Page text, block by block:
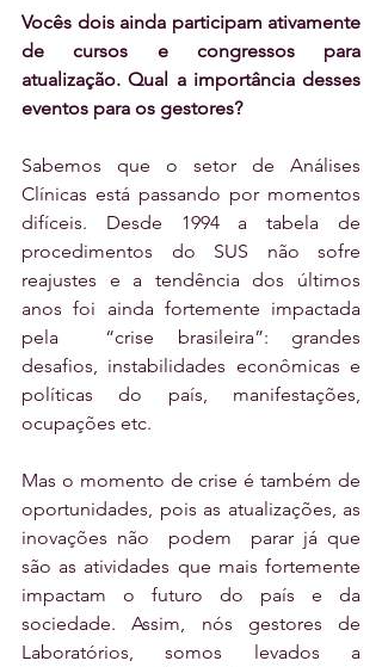
Vocês dois ainda participam ativamente
de cursos e congressos para
atualização. Qual a importância desses
eventos para os gestores?
Sabemos que o setor de Análises
Clínicas está passando por momentos
difíceis. Desde 1994 a tabela de
procedimentos do SUS não sofre
reajustes e a tendência dos últimos
anos foi ainda fortemente impactada
pela  “crise brasileira”: grandes
desafios, instabilidades econômicas e
políticas do país, manifestações,
ocupações etc.
Mas o momento de crise é também de
oportunidades, pois as atualizações, as
inovações não  podem  parar já que
são as atividades que mais fortemente
impactam o futuro do país e da
sociedade. Assim, nós gestores de
Laboratórios,  somos  levados  a